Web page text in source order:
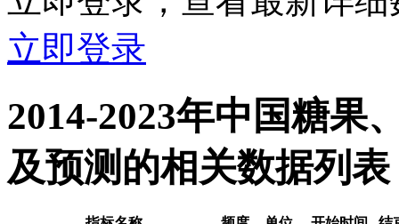
立即登录
2014-2023年中国糖果
及预测的相关数据列表